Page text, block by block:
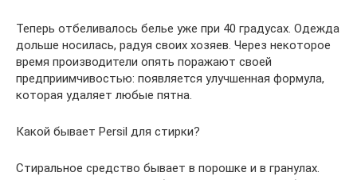
Теперь отбеливалось белье уже при 40 градусах. Одежда
дольше носилась, радуя своих хозяев. Через некоторое
время производители опять поражают своей
предприимчивостью: появляется улучшенная формула,
которая удаляет любые пятна.
Какой бывает Persil для стирки?
Стиральное средство бывает в порошке и в гранулах.